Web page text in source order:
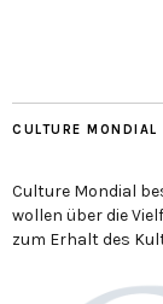
CULTURE MONDIAL
Culture Mondial
wollen über die
zum Erhalt des